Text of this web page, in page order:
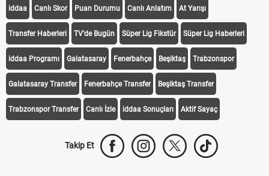
iddaa Canlı Skor Puan Durumu Canlı Anlatım At Yarışı
Transfer Haberleri TV'de Bugün Süper Lig Fikstür Süper Lig Haberleri
iddaa Programı Galatasaray Fenerbahçe Beşiktaş Trabzonspor
Galatasaray Transfer Fenerbahçe Transfer Beşiktaş Transfer
Trabzonspor Transfer Canlı İzle iddaa Sonuçları Aktif Sayaç
Takip Et